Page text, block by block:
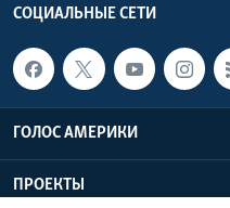
СОЦИАЛЬНЫЕ СЕТИ
ГОЛОС АМЕРИКИ
ПРОЕКТЫ